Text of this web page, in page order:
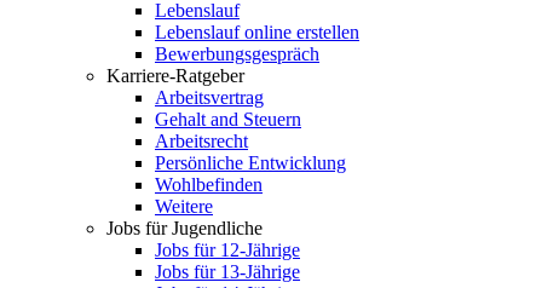
Lebenslauf
Lebenslauf online erstellen
Bewerbungsgespräch
Karriere-Ratgeber
Arbeitsvertrag
Gehalt and Steuern
Arbeitsrecht
Persönliche Entwicklung
Wohlbefinden
Weitere
Jobs für Jugendliche
Jobs für 12-Jährige
Jobs für 13-Jährige